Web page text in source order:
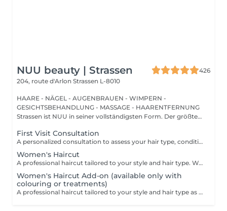
NUU beauty | Strassen
426
204, route d'Arlon Strassen L-8010
HAARE - NÄGEL - AUGENBRAUEN - WIMPERN -
GESICHTSBEHANDLUNG - MASSAGE - HAARENTFERNUNG
Strassen ist NUU in seiner vollständigsten Form. Der größte
First Visit Consultation
A personalized consultation to assess your hair type, condition, and goals helping us recommend the perfect treatments, color, or cut to suit your style and lifestyle.
Women's Haircut
A professional haircut tailored to your style and hair type. We begin with a short consultation to discuss your expectations, followed by a gentle wash while you relax lying comfortably in our Maletti chair, a precise cut, and a smooth blow-dry. We use Dyson Pro tools that protect your hair from excessive heat and deliver a sleek, polished finish. LaBiosthétique care and styling products provide holistic care for hair and scalp, combining scientific research with carefully selected natural ingredients. All brushes are sanitised with Sibel equipment, which effectively removes hair, product buildup, and impurities while reducing bacteria on the brush surface to maintain high hygiene standards for every client. For a more defined final look, styling can be added as an add-on. Simple, Moderate, Complex This grading reflects your hair's individual characteristics, such as texture, density, and length and is assessed by your hairdresser at the start of your visit. Not sure which to choose? We recommend booking Complex. The price will be adjusted after your consultation. Note: This is not related to the difficulty of haircuts or timing.
Women's Haircut Add-on (available only with
colouring or treatments)
A professional haircut tailored to your style and hair type as an add-on to colouring or treatments. We begin with a short consultation to discuss your expectations, followed by a gentle wash while you relax lying comfortably in our Maletti chair, a precise cut, and a smooth blow-dry. We use Dyson Pro tools that protect your hair from excessive heat and deliver a sleek, polished finish. LaBiosthétique care and styling products provide holistic care for hair and scalp, combining scientific research with carefully selected natural ingredients. All brushes are sanitised with Sibel equipment, which effectively removes hair, product buildup, and impurities while reducing bacteria on the brush surface to maintain high hygiene standards for every client. For a more defined final look, styling can be added as an add-on. Simple, Moderate, Complex This grading reflects your hair's individual characteristics, such as texture, density, and length and is assessed by your hairdresser at the start of your visit. Not sure which to choose? We recommend booking Complex. The price will be adjusted after your consultation. Note: This is not related to the difficulty of haircuts or timing.